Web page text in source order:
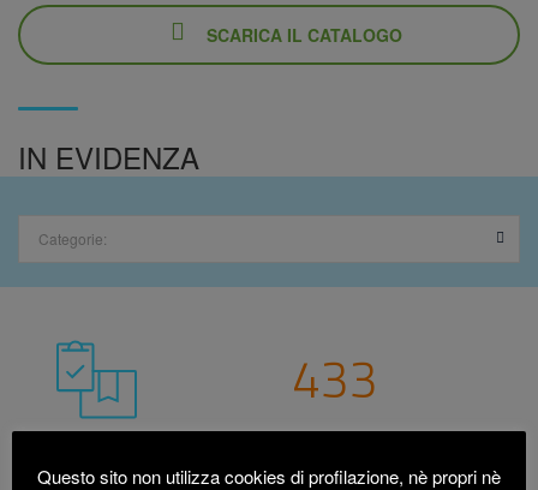
SCARICA IL CATALOGO
IN EVIDENZA
Categorie:
433
Questo sito non utilizza cookies di profilazione, nè propri nè